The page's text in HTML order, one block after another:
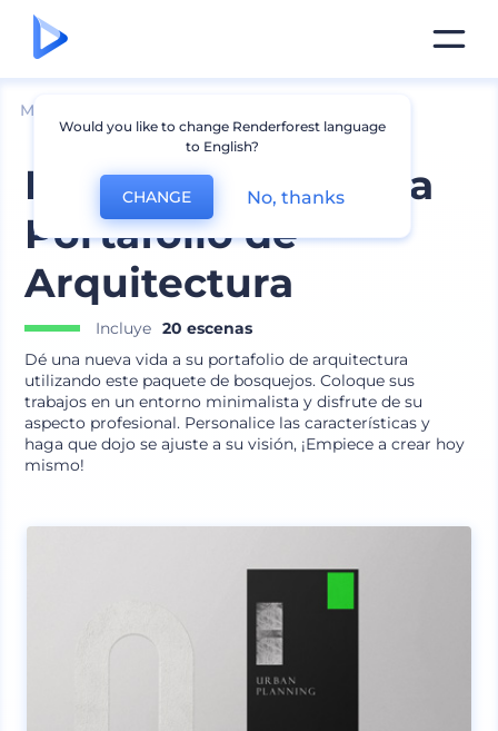
Mockups
Kit de Mockup para
Portafolio de
Arquitectura
Incluye 20 escenas
Dé una nueva vida a su portafolio de arquitectura
utilizando este paquete de bosquejos. Coloque sus
trabajos en un entorno minimalista y disfrute de su
aspecto profesional. Personalice las características y
haga que dojo se ajuste a su visión, ¡Empiece a crear hoy
mismo!
Would you like to change Renderforest language
to English?
CHANGE No, thanks